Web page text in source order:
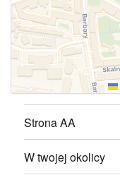
Strona AA
W twojej okolicy